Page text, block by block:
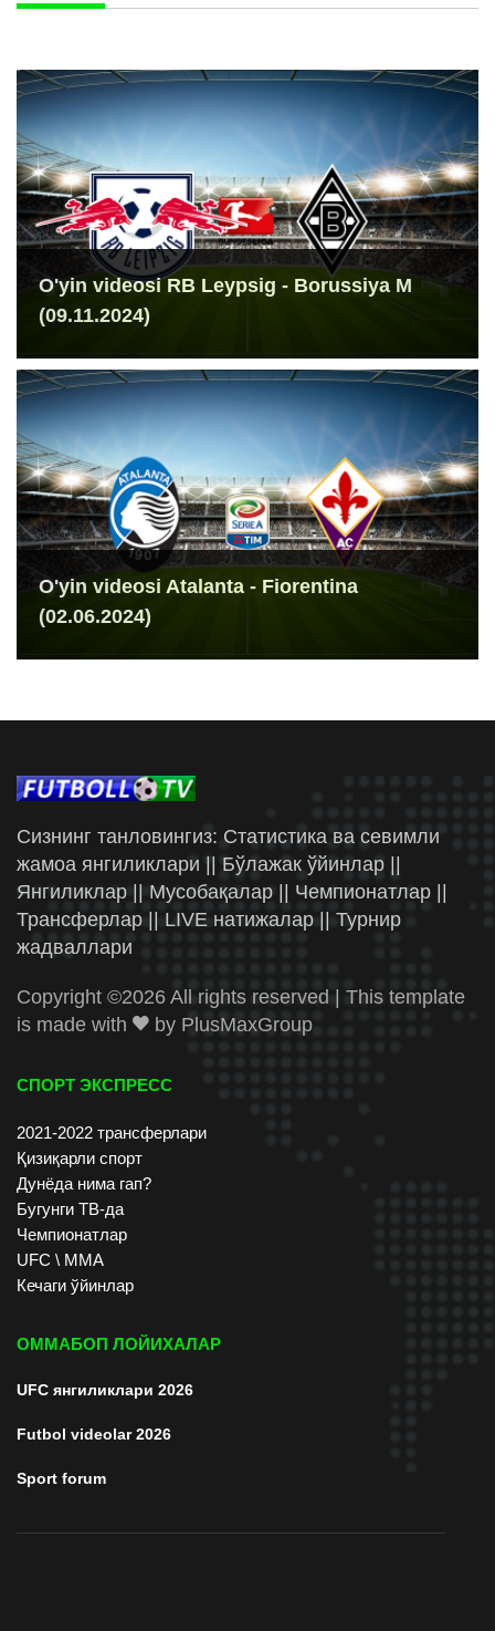
O'yin videosi RB Leypsig - Borussiya M
(09.11.2024)
O'yin videosi Atalanta - Fiorentina
(02.06.2024)
Сизнинг танловингиз: Статистика ва севимли
жамоа янгиликлари || Бўлажак ўйинлар ||
Янгиликлар || Мусобақалар || Чемпионатлар ||
Трансферлар || LIVE натижалар || Турнир
жадваллари
Copyright ©2026 All rights reserved | This template
is made with
by PlusMaxGroup
СПОРТ ЭКСПРЕСС
2021-2022 трансферлари
Қизиқарли спорт
Дунёда нима гап?
Бугунги ТВ-да
Чемпионатлар
UFC \ ММА
Кечаги ўйинлар
ОММАБОП ЛОЙИХАЛАР
UFC янгиликлари 2026
Futbol videolar 2026
Sport forum